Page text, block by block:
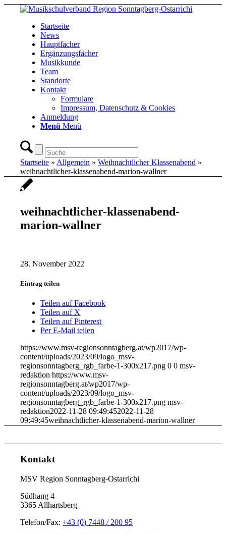
Startseite
News
Hauptfächer
Ergänzungsfächer
Musikkunde
Team
Standorte
Kontakt
Formulare
Impressum, Datenschutz & Cookies
Anmeldung
Menü Menü
Startseite » Allgemein »Weihnachtlicher Klassenabend »
weihnachtlicher-klassenabend-marion-wallner
weihnachtlicher-klassenabend-
marion-wallner
28. November 2022
Eintrag teilen
Teilen auf Facebook
Teilen auf X
Teilen auf Pinterest
Per E-Mail teilen
https://www.msv-regionsonntagberg.at/wp2017/wp-
content/uploads/2023/09/logo_msv-
regionsonntagberg_rgb_farbe-1-300x217.png 0 0 msv-
redaktion https://www.msv-
regionsonntagberg.at/wp2017/wp-
content/uploads/2023/09/logo_msv-
regionsonntagberg_rgb_farbe-1-300x217.png msv-
redaktion2022-11-28 09:49:452022-11-28
09:49:45weihnachtlicher-klassenabend-marion-wallner
Kontakt
MSV Region Sonntagberg-Ostarrichi
Südhang 4
3365 Allhartsberg
Telefon/Fax:+43 (0) 7448 / 200 95